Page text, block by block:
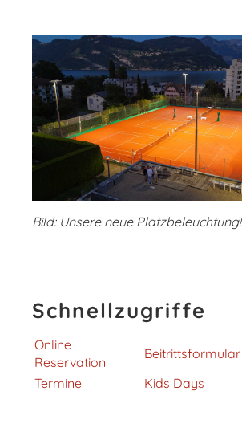
Bild: Unsere neue Platzbeleuchtung!
Schnellzugriffe
Online
Reservation
Beitrittsformular
Termine
Kids Days